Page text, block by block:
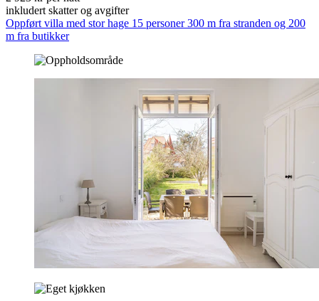
inkludert skatter og avgifter
Oppført villa med stor hage 15 personer 300 m fra stranden og 200
m fra butikker